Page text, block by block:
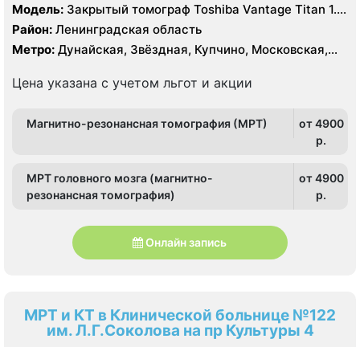
Модель: Закрытый томограф Toshiba Vantage Titan 1.5
Тесла, КТ Toshiba Aquilion Prime 160 срезов, УЗИ
Toshiba Aplio 500
Район: Ленинградская область
Метро: Дунайская, Звёздная, Купчино, Московская,
Цена указана с учетом льгот и акции
Магнитно-резонансная томография (МРТ)
от 4900
p.
МРТ головного мозга (магнитно-
резонансная томография)
от 4900
p.
Онлайн запись
МРТ и КТ в Клинической больнице №122
им. Л.Г.Соколова на пр Культуры 4